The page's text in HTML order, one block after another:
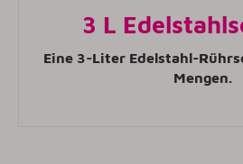
3 L
Eine 3-Liter Edelstahl-
Mengen.